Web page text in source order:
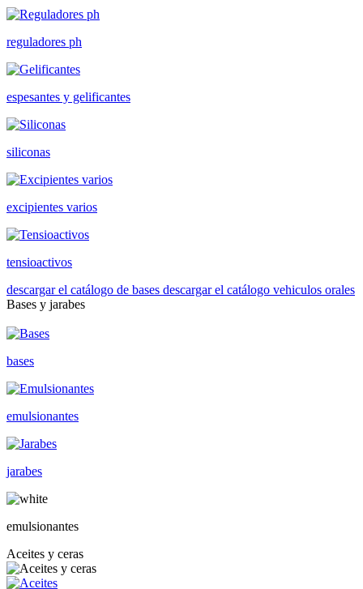
reguladores ph
espesantes y gelificantes
siliconas
excipientes varios
tensioactivos
descargar el catálogo de bases descargar el catálogo vehiculos orales
Bases y jarabes
bases
emulsionantes
jarabes
emulsionantes
Aceites y ceras